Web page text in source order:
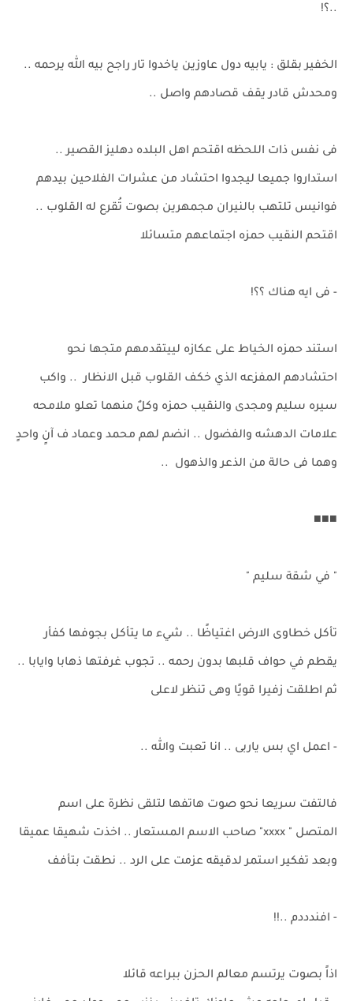
..؟!
الخفير بقلق : يابيه دول عاوزين ياخدوا تار راجح بيه الله يرحمه ..
ومحدش قادر يقف قصادهم واصل ..
فى نفس ذات اللحظه اقتحم اهل البلده دهليز القصير ..
استداروا جميعا ليجدوا احتشاد من عشرات الفلاحين بيدهم
فوانيس تلتهب بالنيران مجمهرين بصوت تُقرع له القلوب ..
اقتحم النقيب حمزه اجتماعهم متسائلا
- فى ايه هناك ؟؟!
استند حمزه الخياط على عكازه لييتقدمهم متجها نحو
احتشادهم المفزعه الذي خكف القلوب قبل الانظار .. واكب
سيره سليم ومجدى والنقيب حمزه وكلٌ منهما تعلو ملامحه
علامات الدهشه والفضول .. انضم لهم محمد وعماد ف آنٍ واحدٍ
وهما فى حالة من الذعر والذهول ..
■■■
" في شقة سليم "
تأكل خطاوى الارض اغتياظًا .. شيء ما يتأكل بجوفها كفأر
يقطم في حواف قلبها بدون رحمه .. تجوب غرفتها ذهابا وايابا ..
ثم اطلقت زفيرا قويًا وهى تنظر لاعلى
- اعمل اي بس ياربى .. انا تعبت والله ..
فالتفت سريعا نحو صوت هاتفها لتلقى نظرة على اسم
المتصل " xxxx" صاحب الاسم المستعار .. اخذت شهيقا عميقا
وبعد تفكير استمر لدقيقه عزمت على الرد .. نطقت بتأفف
- افندددم ..!!
اذاً بصوت يرتسم معالم الحزن ببراعه قائلا